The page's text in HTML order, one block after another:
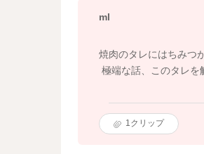
ml
焼肉のタレにはちみつ
極端な話、このタレを
1クリップ